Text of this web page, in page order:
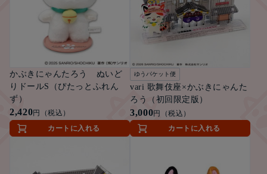
かぶきにゃんたろう ぬいど
りドールS（ぴたっとふれん
ず）
2,420円（税込）
カートに入れる
ゆうパケット便
vari 歌舞伎座×かぶきにゃんた
ろう（初回限定版）
3,000円（税込）
カートに入れる